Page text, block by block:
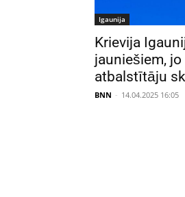
Igaunija
Krievija
jauniešiem,
atbalstītāju
BNN - 14.04.2025 16:05